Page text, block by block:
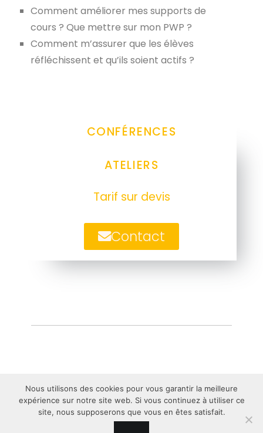
CONFÉRENCES
ATELIERS
Tarif sur devis
Contact
Comment améliorer mes supports de
cours ? Que mettre sur mon PWP ?
Comment m’assurer que les élèves
réfléchissent et qu’ils soient actifs ?
Nous utilisons des cookies pour vous garantir la meilleure
expérience sur notre site web. Si vous continuez à utiliser ce
site, nous supposerons que vous en êtes satisfait.